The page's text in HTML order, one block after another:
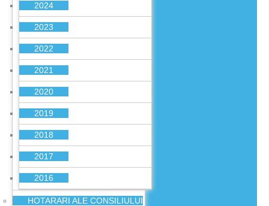
2024
2023
2022
2021
2020
2019
2018
2017
2016
HOTARARI ALE CONSILIULUI